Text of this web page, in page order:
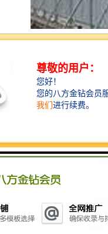
建筑围挡的技术优